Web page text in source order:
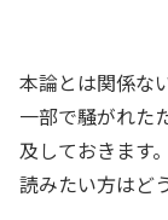
本論とは関係な
一部で騒がれた
及しておきます。
読みたい方はど